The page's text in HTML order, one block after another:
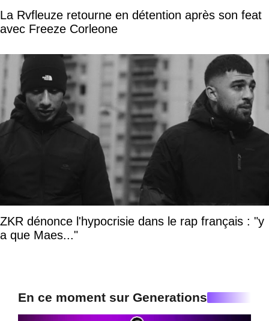
La Rvfleuze retourne en détention après son feat
avec Freeze Corleone
ZKR dénonce l'hypocrisie dans le rap français : "y
a que Maes..."
En ce moment sur Generations